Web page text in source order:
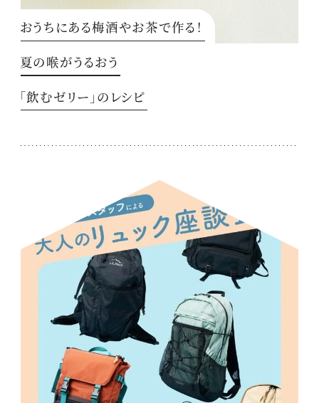
おうちにある梅酒やお茶で作る！
夏の喉がうるおう
「飲むゼリー」のレシピ